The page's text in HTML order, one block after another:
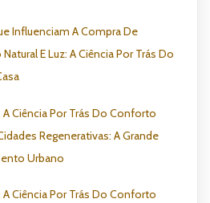
Influenciam A Compra De
E Luz: A Ciência Por Trás Do
A Ciência Por Trás Do Conforto
Regenerativas: A Grande
Urbano
A Ciência Por Trás Do Conforto